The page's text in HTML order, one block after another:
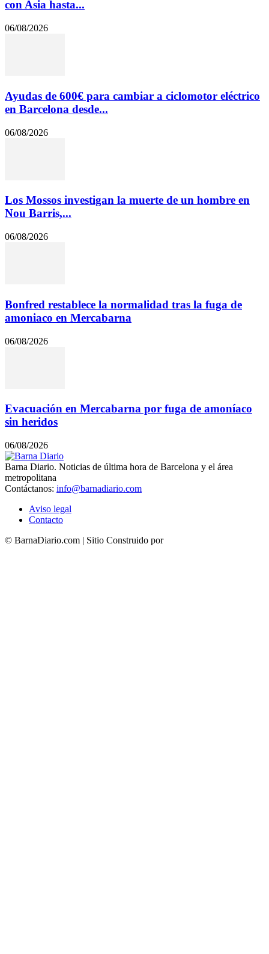
con Asia hasta...
06/08/2026
Ayudas de 600€ para cambiar a ciclomotor eléctrico
en Barcelona desde...
06/08/2026
Los Mossos investigan la muerte de un hombre en
Nou Barris,...
06/08/2026
Bonfred restablece la normalidad tras la fuga de
amoniaco en Mercabarna
06/08/2026
Evacuación en Mercabarna por fuga de amoníaco
sin heridos
06/08/2026
Barna Diario. Noticias de última hora de Barcelona y el área
metropolitana
Contáctanos: info@barnadiario.com
Aviso legal
Contacto
© BarnaDiario.com | Sitio Construido por